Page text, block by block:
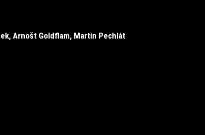
Arnošt Goldflam, Martin Pechlát